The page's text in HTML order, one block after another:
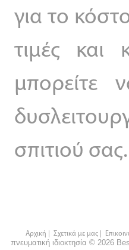
για το
τιμές
μπορείτε
σπιτιού σας.
Αρχική Σχετικά με μας|
πνευματική ιδιοκτησία © 2026